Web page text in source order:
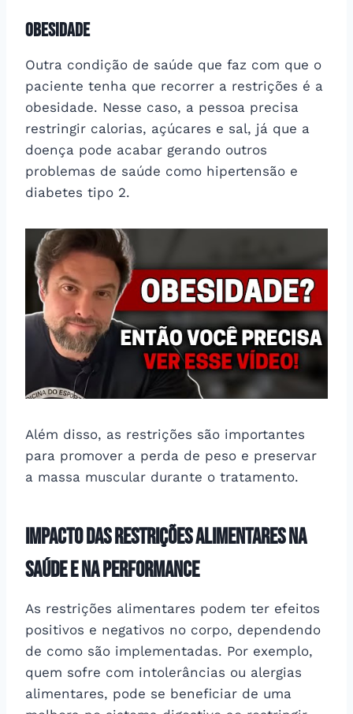
Obesidade
Outra condição de saúde que faz com que o
paciente tenha que recorrer a restrições é a
obesidade. Nesse caso, a pessoa precisa
restringir calorias, açúcares e sal, já que a
doença pode acabar gerando outros
problemas de saúde como hipertensão e
diabetes tipo 2.
Além disso, as restrições são importantes
para promover a perda de peso e preservar
a massa muscular durante o tratamento.
Impacto das Restrições Alimentares na
Saúde e na Performance
As restrições alimentares podem ter efeitos
positivos e negativos no corpo, dependendo
de como são implementadas. Por exemplo,
quem sofre com intolerâncias ou alergias
alimentares, pode se beneficiar de uma